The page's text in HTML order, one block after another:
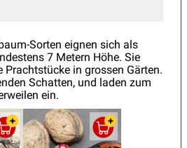
Sorten eignen sich als
7 Metern Höhe. Sie
Prachtstücke in grossen Gärten.
Schatten, und laden zum
ein.